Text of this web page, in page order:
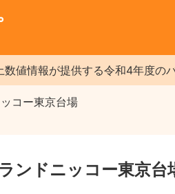
値情報が提供する令和4年度の
コー東京台場
ンドニッコー東京台